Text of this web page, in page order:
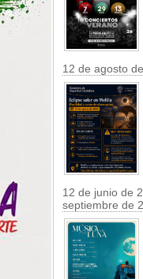
12 de agosto
12 de junio de
septiembre de